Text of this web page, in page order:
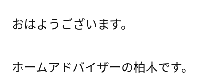
おはようございます。
ホームアドバイザーの柏木です。